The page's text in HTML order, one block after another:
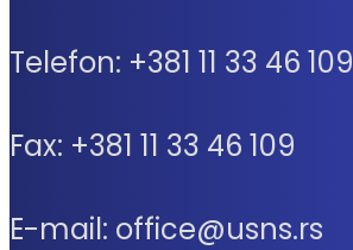
Telefon: +381 11 33 46 109
Fax: +381 11 33 46 109
E-mail: office@usns.rs